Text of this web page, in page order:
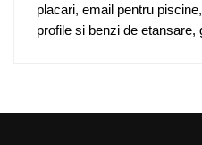
placari, email pentru
profile si benzi de etansare,